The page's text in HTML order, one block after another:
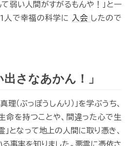
て弱い人間がすがるもんや！」と一
1人で幸福の科学に
入会 したので
出さなあかん！」
（ぶっぽうしんり）」を学ぶうち、
命を持つことや、間違った心で生
」となって地上の人間に取り憑き、
事実を知りました。悪霊に憑依さ